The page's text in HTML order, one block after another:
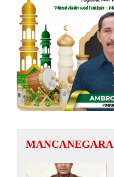
MANCANEGARA